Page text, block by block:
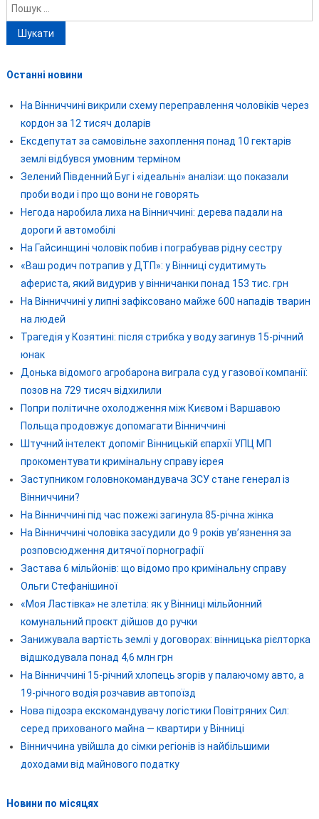
Пошук:
Останні новини
На Вінниччині викрили схему переправлення чоловіків через
кордон за 12 тисяч доларів
Ексдепутат за самовільне захоплення понад 10 гектарів
землі відбувся умовним терміном
Зелений Південний Буг і «ідеальні» аналізи: що показали
проби води і про що вони не говорять
Негода наробила лиха на Вінниччині: дерева падали на
дороги й автомобілі
На Гайсинщині чоловік побив і пограбував рідну сестру
«Ваш родич потрапив у ДТП»: у Вінниці судитимуть
афериста, який видурив у вінничанки понад 153 тис. грн
На Вінниччині у липні зафіксовано майже 600 нападів тварин
на людей
Трагедія у Козятині: після стрибка у воду загинув 15-річний
юнак
Донька відомого агробарона виграла суд у газової компанії:
позов на 729 тисяч відхилили
Попри політичне охолодження між Києвом і Варшавою
Польща продовжує допомагати Вінниччині
Штучний інтелект допоміг Вінницькій єпархії УПЦ МП
прокоментувати кримінальну справу ієрея
Заступником головнокомандувача ЗСУ стане генерал із
Вінниччини?
На Вінниччині під час пожежі загинула 85-річна жінка
На Вінниччині чоловіка засудили до 9 років ув’язнення за
розповсюдження дитячої порнографії
Застава 6 мільйонів: що відомо про кримінальну справу
Ольги Стефанішиної
«Моя Ластівка» не злетіла: як у Вінниці мільйонний
комунальний проєкт дійшов до ручки
Занижувала вартість землі у договорах: вінницька рієлторка
відшкодувала понад 4,6 млн грн
На Вінниччині 15-річний хлопець згорів у палаючому авто, а
19-річного водія розчавив автопоїзд
Нова підозра екскомандувачу логістики Повітряних Сил:
серед прихованого майна — квартири у Вінниці
Вінниччина увійшла до сімки регіонів із найбільшими
доходами від майнового податку
Новини по місяцях